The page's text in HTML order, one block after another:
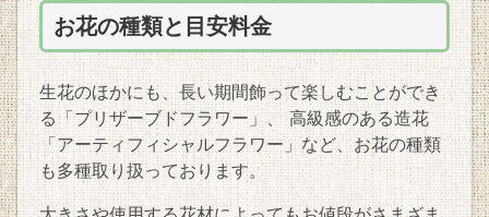
お花の種類と目安料金
生花のほかにも、長い期間飾って楽しむことができ
る「プリザーブドフラワー」、 高級感のある造花
「アーティフィシャルフラワー」など、お花の種類
も多種取り扱っております。